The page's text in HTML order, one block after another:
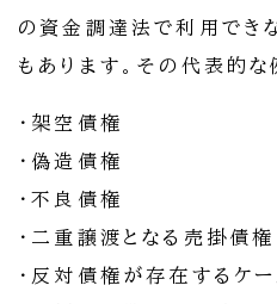
の資金調達法で利用でき
もあります。その代表的な
・架空債権
・偽造債権
・不良債権
・二重譲渡となる売掛債権
・反対債権が存在するケー